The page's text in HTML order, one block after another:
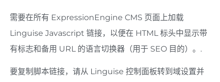
需要在所有 ExpressionEngine CMS 页面上加载
Linguise Javascript 链接，以便在 HTML 标头中显示带
有标志和备用 URL 的语言切换器（用于 SEO 目的）。.
要复制脚本链接，请从 Linguise 控制面板转到域设置并